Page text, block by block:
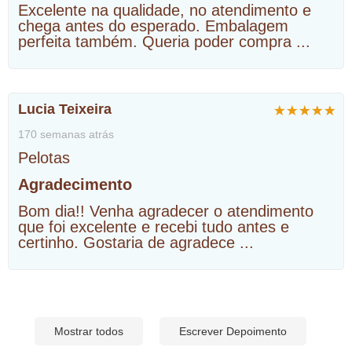
Excelente na qualidade, no atendimento e
chega antes do esperado. Embalagem
perfeita também. Queria poder compra ...
Lucia Teixeira
170 semanas atrás
Pelotas
Agradecimento
Bom dia!! Venha agradecer o atendimento
que foi excelente e recebi tudo antes e
certinho. Gostaria de agradece ...
Mostrar todos Escrever Depoimento